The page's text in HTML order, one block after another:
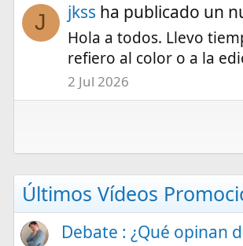
J jkss ha publicado un
Hola a todos. Llevo
refiero al color o a la
2 Jul 2026
Últimos Vídeos
Debate : ¿Qué opinan